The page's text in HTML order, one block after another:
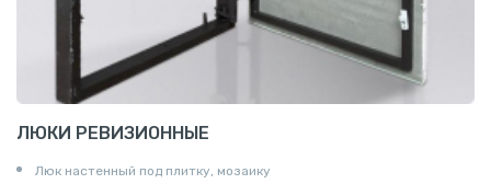
ЛЮКИ РЕВИЗИОННЫЕ
Люк настенный под плитку, мозаику